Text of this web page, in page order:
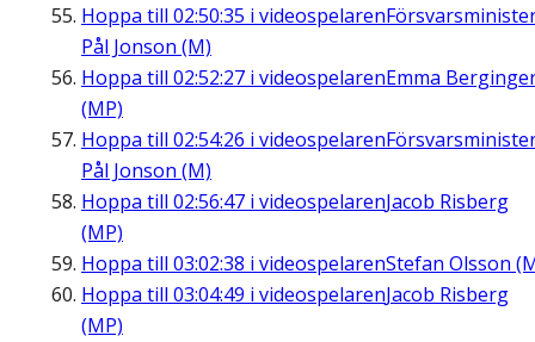
Hoppa till 02:50:35 i videospelaren
Pål Jonson (M)
Hoppa till 02:52:27 i videospelarenEmma
(MP)
Hoppa till 02:54:26 i videospelaren
Pål Jonson (M)
Hoppa till 02:56:47 i videospelarenJacob Risberg
(MP)
Hoppa till 03:02:38 i videospelarenStefan Olsson
Hoppa till 03:04:49 i videospelarenJacob Risberg
(MP)